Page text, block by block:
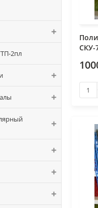
2пл
СКУ-